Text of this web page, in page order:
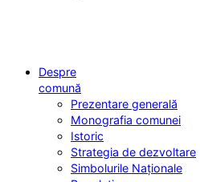
Despre
comună
Prezentare generală
Monografia comunei
Istoric
Strategia de dezvoltare
Simbolurile Naționale